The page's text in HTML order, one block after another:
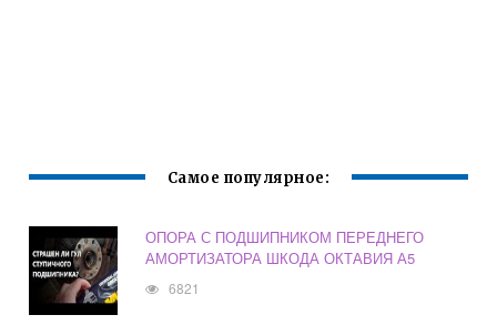
Самое популярное:
ОПОРА С ПОДШИПНИКОМ ПЕРЕДНЕГО
АМОРТИЗАТОРА ШКОДА ОКТАВИЯ А5
6821